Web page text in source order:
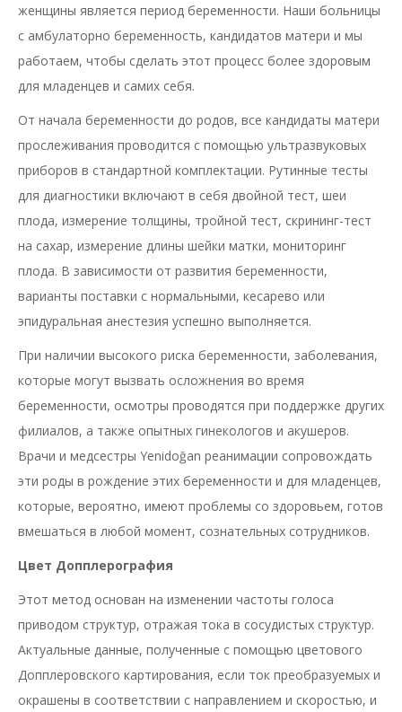
женщины является период беременности. Наши больницы
с амбулаторно беременность, кандидатов матери и мы
работаем, чтобы сделать этот процесс более здоровым
для младенцев и самих себя.
От начала беременности до родов, все кандидаты матери
прослеживания проводится с помощью ультразвуковых
приборов в стандартной комплектации. Рутинные тесты
для диагностики включают в себя двойной тест, шеи
плода, измерение толщины, тройной тест, скрининг-тест
на сахар, измерение длины шейки матки, мониторинг
плода. В зависимости от развития беременности,
варианты поставки с нормальными, кесарево или
эпидуральная анестезия успешно выполняется.
При наличии высокого риска беременности, заболевания,
которые могут вызвать осложнения во время
беременности, осмотры проводятся при поддержке других
филиалов, а также опытных гинекологов и акушеров.
Врачи и медсестры Yenidoğan реанимации сопровождать
эти роды в рождение этих беременности и для младенцев,
которые, вероятно, имеют проблемы со здоровьем, готов
вмешаться в любой момент, сознательных сотрудников.
Цвет Допплерография
Этот метод основан на изменении частоты голоса
приводом структур, отражая тока в сосудистых структур.
Актуальные данные, полученные с помощью цветового
Допплеровского картирования, если ток преобразуемых и
окрашены в соответствии с направлением и скоростью, и